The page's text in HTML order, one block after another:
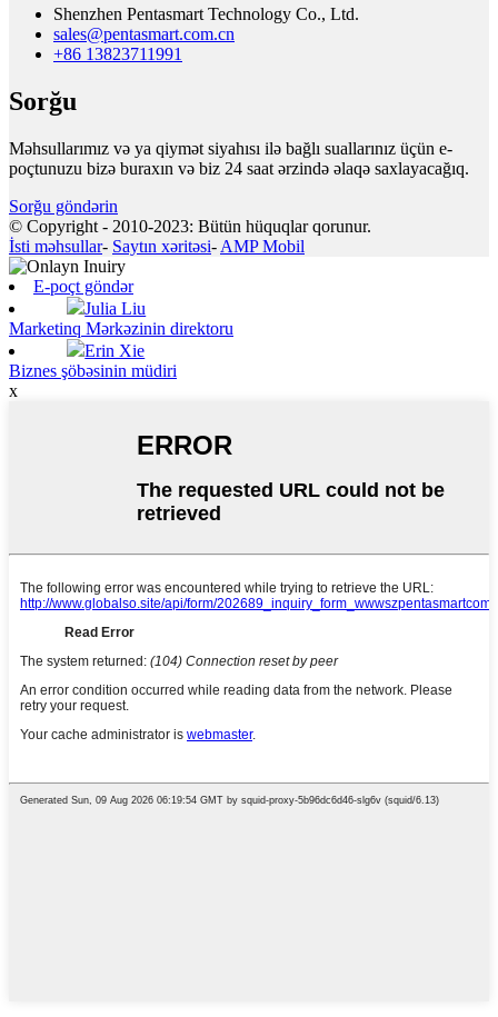
Shenzhen Pentasmart Technology Co., Ltd.
sales@pentasmart.com.cn
+86 13823711991
Sorğu
Məhsullarımız və ya qiymət siyahısı ilə bağlı suallarınız üçün e-
poçtunuzu bizə buraxın və biz 24 saat ərzində əlaqə saxlayacağıq.
Sorğu göndərin
© Copyright - 2010-2023: Bütün hüquqlar qorunur.
İsti məhsullar- Saytın xəritəsi- AMP Mobil
E-poçt göndər
Julia Liu
Marketinq Mərkəzinin direktoru
Erin Xie
Biznes şöbəsinin müdiri
x